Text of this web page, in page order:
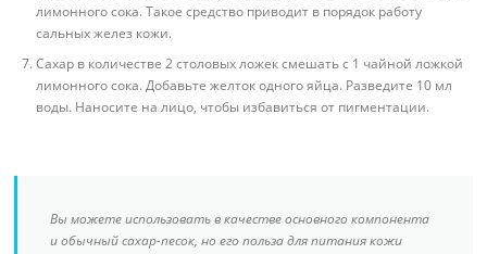
лимонного сока. Такое средство приводит в порядок работу
сальных желез кожи.
Сахар в количестве 2 столовых ложек смешать с 1 чайной ложкой
лимонного сока. Добавьте желток одного яйца. Разведите 10 мл
воды. Наносите на лицо, чтобы избавиться от пигментации.
Вы можете использовать в качестве основного компонента
и обычный сахар-песок, но его польза для питания кожи